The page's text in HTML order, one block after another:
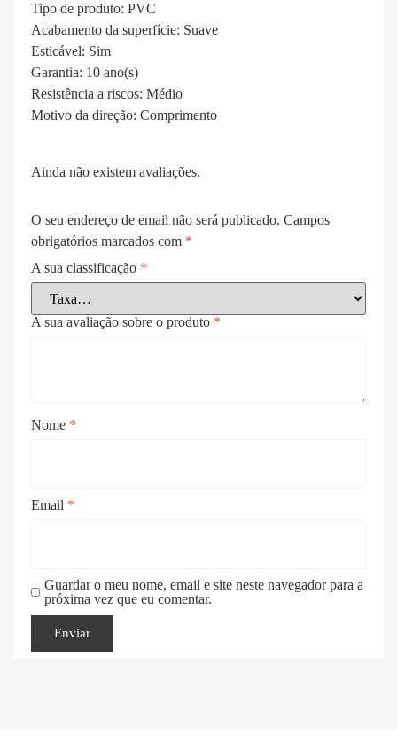
Tipo de produto: PVC
Acabamento da superfície: Suave
Esticável: Sim
Garantia: 10 ano(s)
Resistência a riscos: Médio
Motivo da direção: Comprimento
Ainda não existem avaliações.
O seu endereço de email não será publicado. Campos
obrigatórios marcados com *
A sua classificação *
A sua avaliação sobre o produto *
Nome *
Email *
Guardar o meu nome, email e site neste navegador para a
próxima vez que eu comentar.